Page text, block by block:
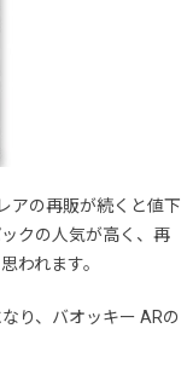
アの再販が続くと値下
クの人気が高く、再
われます。
り、バオッキー ARの